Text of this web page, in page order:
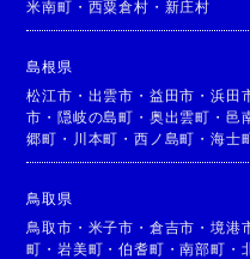
米南町 ・ 西粟倉村 ・ 新庄村
島根県
松江市 ・ 出雲市 ・ 益田市 ・浜田
市 ・隠岐の島町 ・ 奥出雲町 ・ 邑
郷町 ・ 川本町 ・西ノ島町 ・海士
鳥取県
鳥取市 ・ 米子市 ・ 倉吉市 ・境港
町 ・岩美町 ・伯耆町 ・南部町 ・